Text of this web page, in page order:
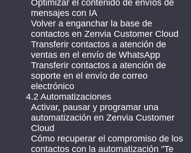
Optimizar el contenido de envíos de
mensajes con IA
Volver a enganchar la base de
contactos en Zenvia Customer Cloud
Transferir contactos a atención de
ventas en el envío de WhatsApp
Transferir contactos a atención de
soporte en el envío de correo
electrónico
4.2 Automatizaciones
Activar, pausar y programar una
automatización en Zenvia Customer
Cloud
Cómo recuperar el compromiso de los
contactos con la automatización "Te